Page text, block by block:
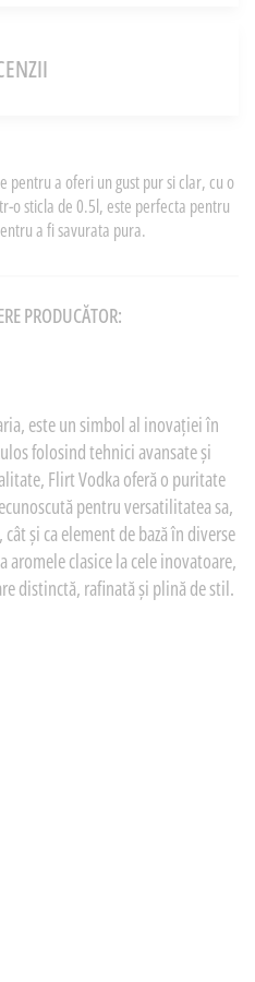
pentru a oferi un gust pur si clar, cu o
o sticla de 0.5l, este perfecta pentru
a fi savurata pura.
PRODUCĂTOR:
este un simbol al inovației în
folosind tehnici avansate și
Flirt Vodka oferă o puritate
pentru versatilitatea sa,
și ca element de bază în diverse
aromele clasice la cele inovatoare,
distinctă, rafinată și plină de stil.